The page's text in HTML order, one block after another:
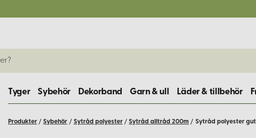
Tyger Sybehör Dekorband Garn & ull Läder & tillbehör
Produkter / Sybehör / Sytråd polyester / Sytråd alltråd 200m / Sytråd polyester